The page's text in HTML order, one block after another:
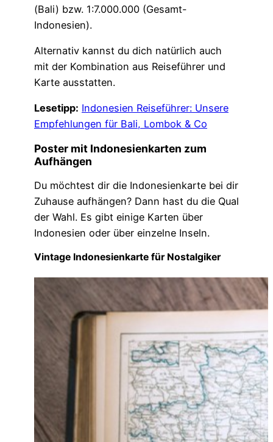
(Bali) bzw. 1:7.000.000 (Gesamt-
Indonesien).
Alternativ kannst du dich natürlich auch
mit der Kombination aus Reiseführer und
Karte ausstatten.
Lesetipp: Indonesien Reiseführer: Unsere
Empfehlungen für Bali, Lombok & Co
Poster mit Indonesienkarten zum
Aufhängen
Du möchtest dir die Indonesienkarte bei dir
Zuhause aufhängen? Dann hast du die Qual
der Wahl. Es gibt einige Karten über
Indonesien oder über einzelne Inseln.
Vintage Indonesienkarte für Nostalgiker